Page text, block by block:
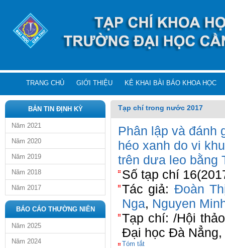
TRANG CHỦ GIỚI THIỆU KÊ KHAI BÀI BÁO KHOA HỌC
BẢN TIN ĐỊNH KỲ
Năm 2021
Năm 2020
Năm 2019
Năm 2018
Năm 2017
BÁO CÁO THƯỜNG NIÊN
Năm 2025
Năm 2024
Tạp chí trong nước 2017
Phân lập và đánh
héo xanh do vi
trên dưa leo bằng
Số tạp chí
Tác giả: Đoàn
Nga, Nguyen
Tạp chí: /Hội
Đại học Đà Nẳng,
Tóm tắt